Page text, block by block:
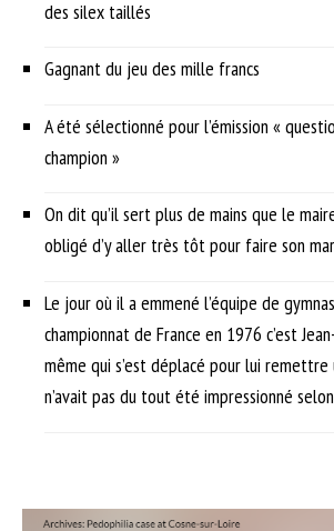
des silex taillés
Gagnant du jeu des mille francs
A été sélectionné pour l’émission «
champion »
On dit qu’il sert plus de mains que le
obligé d’y aller très tôt pour faire son
Le jour où il a emmené l’équipe de
championnat de France en 1976 c’est
même qui s’est déplacé pour lui
n’avait pas du tout été impressionné